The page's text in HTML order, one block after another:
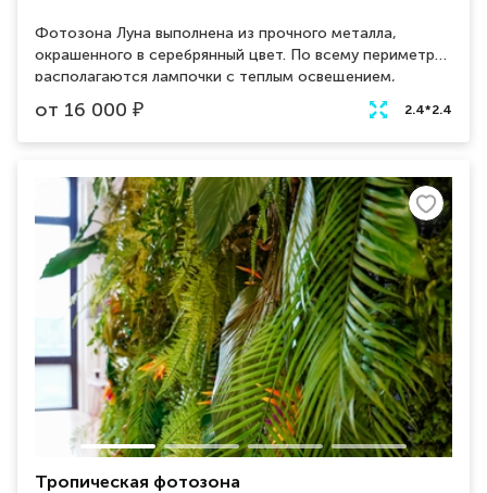
Фотозона Луна выполнена из прочного металла,
окрашенного в серебрянный цвет. По всему периметру
располагаются лампочки с теплым освещением,
которые создают уютную атмосфера на мероприятии.
Общий стиль объекта отлично сочетается с лофт
дизайном интерьера.
от 16 000 ₽ 2.4*2.4
Тропическая фотозона